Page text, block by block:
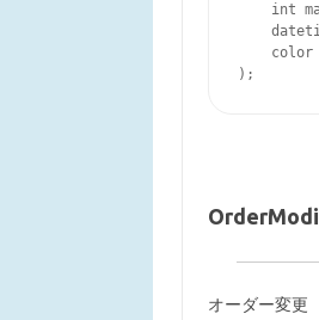
int
color
オーダー変更